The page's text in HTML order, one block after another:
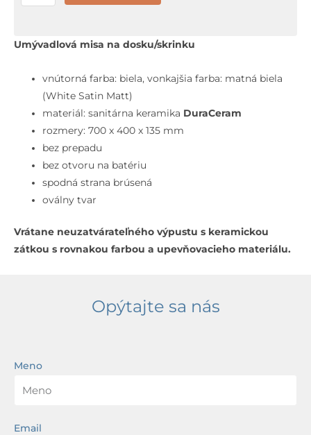
Duravit
Umývadlo
dosku,
70x40
cm,
bez
prepadu,
biela/matná
biela
Umývadlová misa na dosku/skrinku
vnútorná farba: biela, vonkajšia farba: matná biela
(White Satin Matt)
materiál: sanitárna keramika DuraCeram
rozmery: 700 x 400 x 135 mm
bez prepadu
bez otvoru na batériu
spodná strana brúsená
oválny tvar
Vrátane neuzatvárateľného výpustu s keramickou
zátkou s rovnakou farbou a upevňovacieho materiálu.
Opýtajte sa nás
Meno
Email